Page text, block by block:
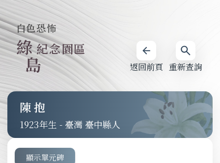
重新查詢
返回前頁
白色恐怖
綠
島
紀念園區
陳抱
1923 - 臺灣 臺中縣人
顯示單元碑